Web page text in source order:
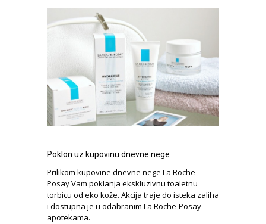
Poklon uz kupovinu dnevne nege
Prilikom kupovine dnevne nege La Roche-
Posay Vam poklanja ekskluzivnu toaletnu
torbicu od eko kože. Akcija traje do isteka zaliha
i dostupna je u odabranim La Roche-Posay
apotekama.